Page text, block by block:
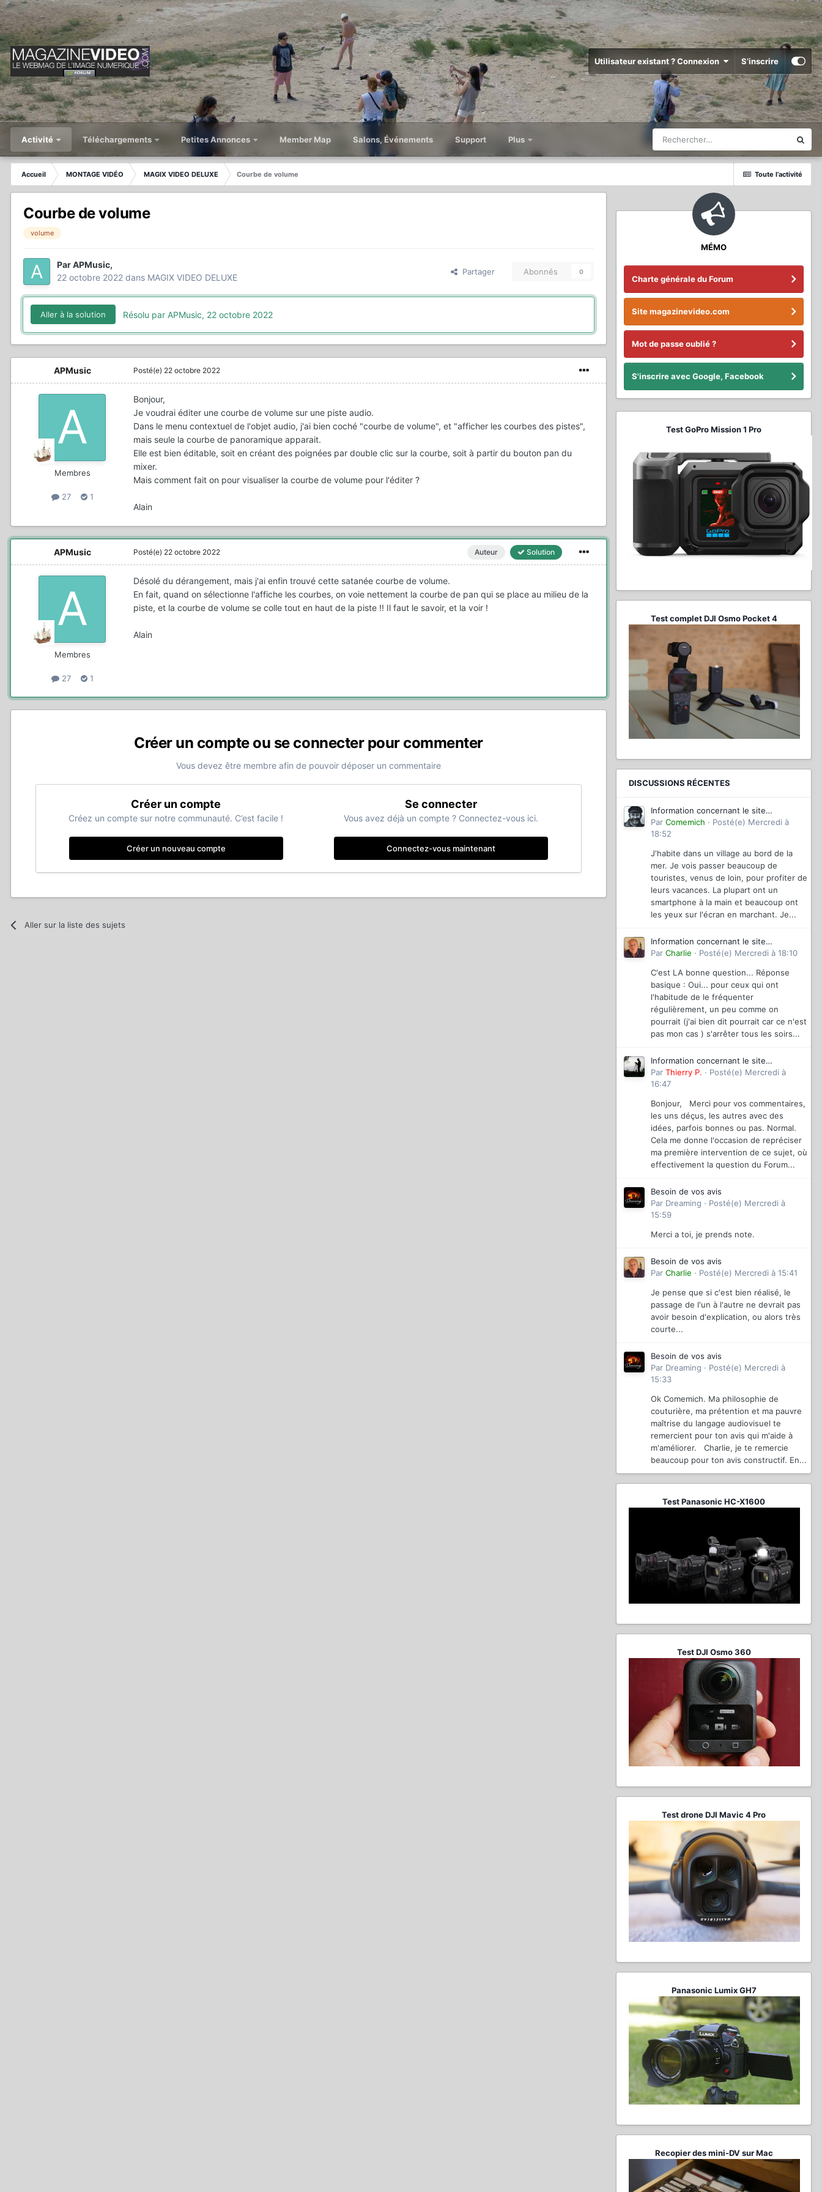
Utilisateur existant ? Connexion S’inscrire
Activité Téléchargements Petites Annonces Member Map Salons, Événements Support Plus
Toute l’activité
Accueil MONTAGE VIDÉO MAGIX VIDEO DELUXE Courbe de volume
Courbe de volume
volume
ParAPMusic,
22 octobre 2022 dans MAGIX VIDEO DELUXE
Partager Abonnés 0
Aller à la solution Résolu par APMusic, 22 octobre 2022
APMusic
Membres
27 1
Posté(e) 22 octobre 2022
Bonjour,
Je voudrai éditer une courbe de volume sur une piste audio.
Dans le menu contextuel de l'objet audio, j'ai bien coché "courbe de volume", et "afficher les courbes des pistes",
mais seule la courbe de panoramique apparait.
Elle est bien éditable, soit en créant des poignées par double clic sur la courbe, soit à partir du bouton pan du
mixer.
Mais comment fait on pour visualiser la courbe de volume pour l'éditer ?
Alain
APMusic
Membres
27 1
Auteur Solution
Posté(e) 22 octobre 2022
Désolé du dérangement, mais j'ai enfin trouvé cette satanée courbe de volume.
En fait, quand on sélectionne l'affiche les courbes, on voie nettement la courbe de pan qui se place au milieu de la
piste, et la courbe de volume se colle tout en haut de la piste !! Il faut le savoir, et la voir !
Alain
Créer un compte ou se connecter pour commenter
Vous devez être membre afin de pouvoir déposer un commentaire
Créer un compte
Créez un compte sur notre communauté. C’est facile !
Créer un nouveau compte
Se connecter
Vous avez déjà un compte ? Connectez-vous ici.
Connectez-vous maintenant
Aller sur la liste des sujets
MÉMO
Charte générale du Forum
Site magazinevideo.com
Mot de passe oublié ?
S'inscrire avec Google, Facebook
Test GoPro Mission 1 Pro
Test complet DJI Osmo Pocket 4
DISCUSSIONS RÉCENTES
Information concernant le site
magazinevideo
Par Comemich · Posté(e) Mercredi à
18:52
J'habite dans un village au bord de la
mer. Je vois passer beaucoup de
touristes, venus de loin, pour profiter de
leurs vacances. La plupart ont un
smartphone à la main et beaucoup ont
les yeux sur l'écran en marchant. Je...
Information concernant le site
magazinevideo
Par Charlie · Posté(e) Mercredi à 18:10
C'est LA bonne question... Réponse
basique : Oui... pour ceux qui ont
l'habitude de le fréquenter
régulièrement, un peu comme on
pourrait (j'ai bien dit pourrait car ce n'est
pas mon cas ) s'arrêter tous les soirs...
Information concernant le site
magazinevideo
Par Thierry P. · Posté(e) Mercredi à
16:47
Bonjour, Merci pour vos commentaires,
les uns déçus, les autres avec des
idées, parfois bonnes ou pas. Normal.
Cela me donne l'occasion de repréciser
ma première intervention de ce sujet, où
effectivement la question du Forum...
Besoin de vos avis
Par Dreaming · Posté(e) Mercredi à
15:59
Merci a toi, je prends note.
Besoin de vos avis
Par Charlie · Posté(e) Mercredi à 15:41
Je pense que si c'est bien réalisé, le
passage de l'un à l'autre ne devrait pas
avoir besoin d'explication, ou alors très
courte...
Besoin de vos avis
Par Dreaming · Posté(e) Mercredi à
15:33
Ok Comemich. Ma philosophie de
couturière, ma prétention et ma pauvre
maîtrise du langage audiovisuel te
remercient pour ton avis qui m'aide à
m'améliorer. Charlie, je te remercie
beaucoup pour ton avis constructif. En...
Test Panasonic HC-X1600
Test DJI Osmo 360
Test drone DJI Mavic 4 Pro
Panasonic Lumix GH7
Recopier des mini-DV sur Mac